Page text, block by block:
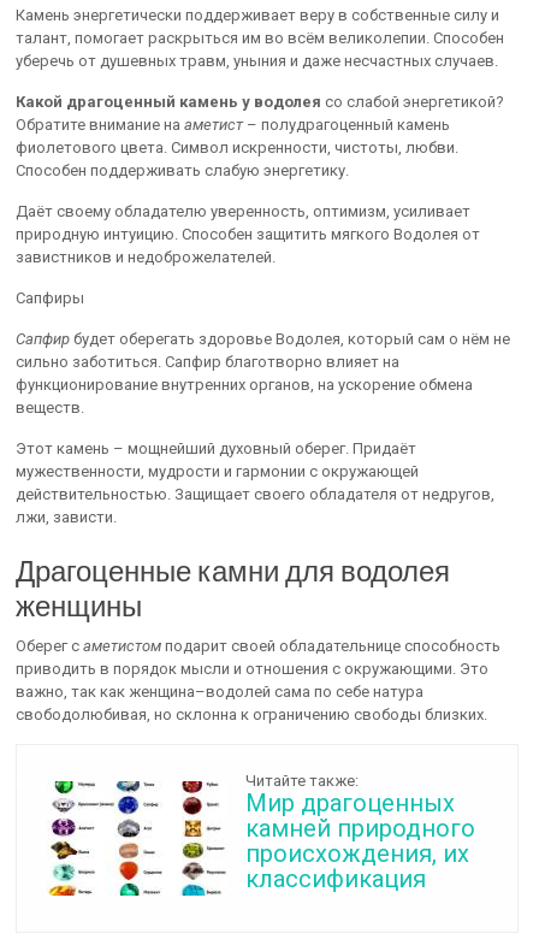
Камень энергетически поддерживает веру в собственные силу и
талант, помогает раскрыться им во всём великолепии. Способен
уберечь от душевных травм, уныния и даже несчастных случаев.
Какой драгоценный камень у водолея со слабой энергетикой?
Обратите внимание нааметист– полудрагоценный камень
фиолетового цвета. Символ искренности, чистоты, любви.
Способен поддерживать слабую энергетику.
Даёт своему обладателю уверенность, оптимизм, усиливает
природную интуицию. Способен защитить мягкого Водолея от
завистников и недоброжелателей.
Сапфиры
Сапфир будет оберегать здоровье Водолея, который сам о нём не
сильно заботиться. Сапфир благотворно влияет на
функционирование внутренних органов, на ускорение обмена
веществ.
Этот камень – мощнейший духовный оберег. Придаёт
мужественности, мудрости и гармонии с окружающей
действительностью. Защищает своего обладателя от недругов,
лжи, зависти.
Драгоценные камни для водолея
женщины
Оберег саметистом подарит своей обладательнице способность
приводить в порядок мысли и отношения с окружающими. Это
важно, так как женщина–водолей сама по себе натура
свободолюбивая, но склонна к ограничению свободы близких.
Читайте также:
Мир драгоценных
камней природного
происхождения, их
классификация